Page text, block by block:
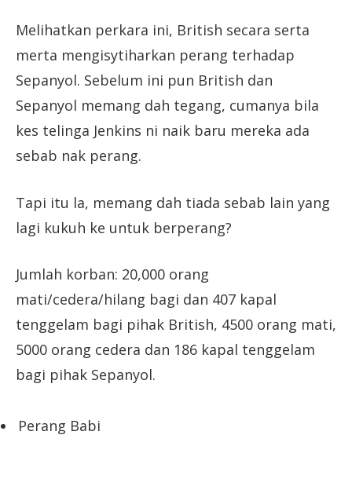
Melihatkan perkara ini, British secara serta
merta mengisytiharkan perang terhadap
Sepanyol. Sebelum ini pun British dan
Sepanyol memang dah tegang, cumanya bila
kes telinga Jenkins ni naik baru mereka ada
sebab nak perang.
Tapi itu la, memang dah tiada sebab lain yang
lagi kukuh ke untuk berperang?
Jumlah korban: 20,000 orang
mati/cedera/hilang bagi dan 407 kapal
tenggelam bagi pihak British, 4500 orang mati,
5000 orang cedera dan 186 kapal tenggelam
bagi pihak Sepanyol.
Perang Babi